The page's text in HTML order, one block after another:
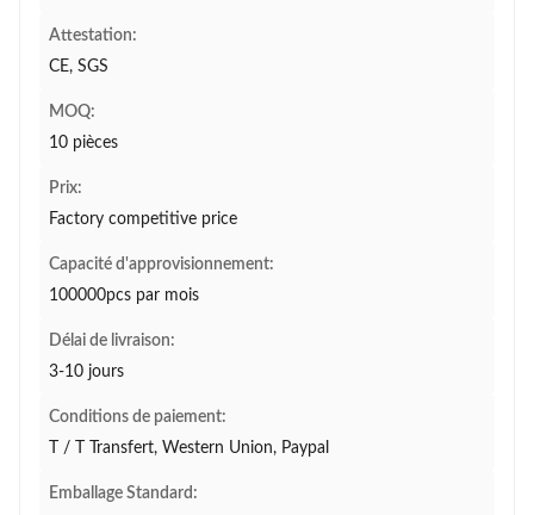
Attestation:
CE, SGS
MOQ:
10 pièces
Prix:
Factory competitive price
Capacité d'approvisionnement:
100000pcs par mois
Délai de livraison:
3-10 jours
Conditions de paiement:
T / T Transfert, Western Union, Paypal
Emballage Standard: